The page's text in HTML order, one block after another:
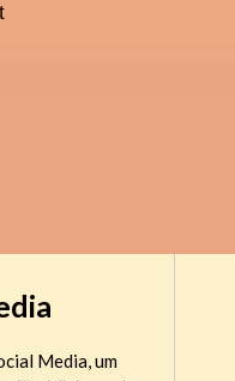
Media, um